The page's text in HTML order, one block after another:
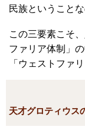
民族ということな
この三要素こそ
ファリア体制」
「ウェストファ
天才グロティウス